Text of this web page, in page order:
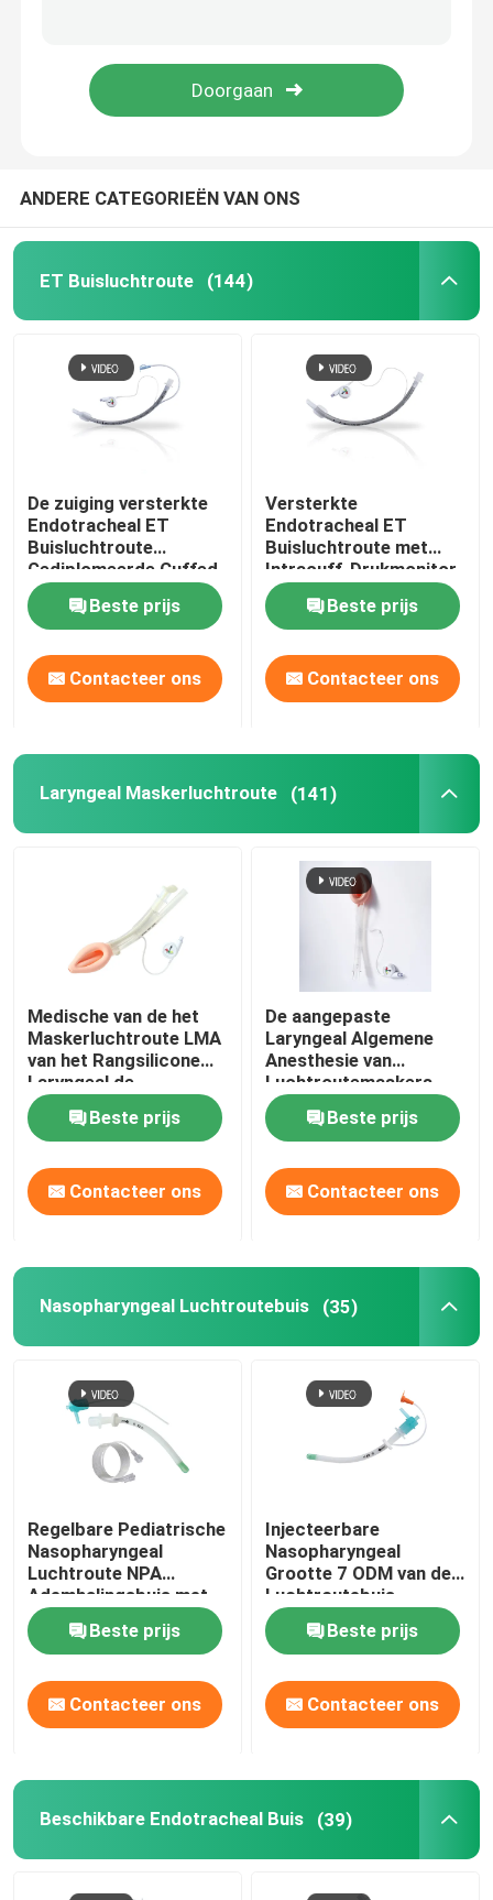
Dubbele Lumen Luchtpijptak
Bronchiale Blocker Buis
Videointubatieapparaten
Oropharyngeal Luchtroutebuis
Persoonlijk beschermingsmiddelppe
Verdoofingsmiddelen
OEM-katheters
ANDERE CATEGORIEËN VAN ONS
ET Buisluchtroute (144)
De zuiging versterkte
Endotracheal ET
Buisluchtroute
Gediplomeerde Cuffed
ISO13485
Beste prijs
Contacteer ons
Versterkte
Endotracheal ET
Buisluchtroute met
Intracuff-Drukmonitor
Beste prijs
Contacteer ons
Laryngeal Maskerluchtroute (141)
Medische van de het
Maskerluchtroute LMA
van het Rangsilicone
Laryngeal de
Beschermerluchtroute
Beste prijs
Contacteer ons
De aangepaste
Laryngeal Algemene
Anesthesie van
Luchtroutemaskers
LMA
Beste prijs
Contacteer ons
Nasopharyngeal Luchtroutebuis (35)
Regelbare Pediatrische
Nasopharyngeal
Luchtroute NPA
Ademhalingsbuis met
Zacht Uiteinde
Beste prijs
Contacteer ons
Injecteerbare
Nasopharyngeal
Grootte 7 ODM van de
Luchtroutebuis
Beste prijs
Contacteer ons
Beschikbare Endotracheal Buis (39)